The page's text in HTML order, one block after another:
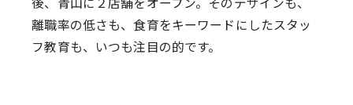
離職率の低さも、食育をキーワードにしたスタッ
フ教育も、いつも注目の的です。